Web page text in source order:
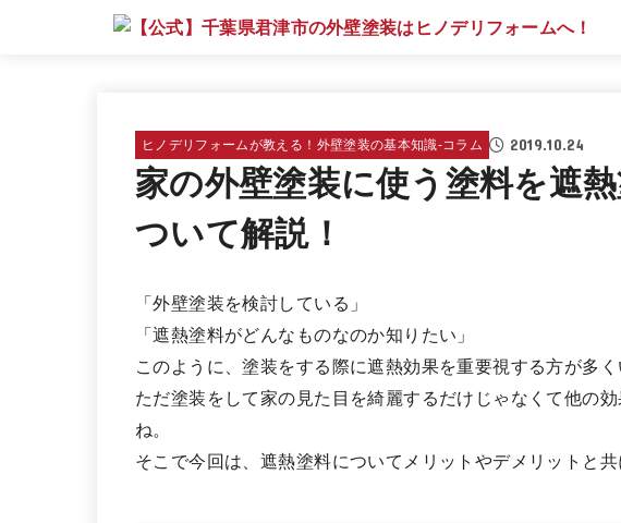
ヒノデリフォームが教える！外壁塗装の基本知識‐コラム 2019.10.24
家の外壁塗装に使う塗料を遮
ついて解説！
「外壁塗装を検討している」
「遮熱塗料がどんなものなのか知りたい」
このように、塗装をする際に遮熱効果を重要視する方が多く
ただ塗装をして家の見た目を綺麗するだけじゃなくて他の
ね。
そこで今回は、遮熱塗料についてメリットやデメリットと共